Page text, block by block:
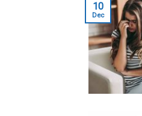
10
Dec